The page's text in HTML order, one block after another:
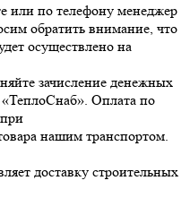
или по телефону менеджер
обратить внимание, что
осуществлено на
зачисление денежных
Оплата по
нашим транспортом.
доставку строительных